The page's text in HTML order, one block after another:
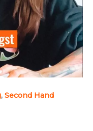
, Second Hand